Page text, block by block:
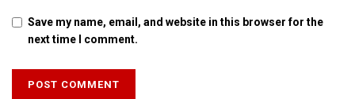
Save my name, email, and website in this browser for the
next time I comment.